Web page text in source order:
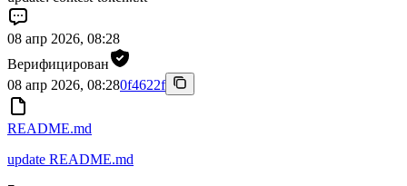
08 апр 2026, 08:28
Верифицирован
08 апр 2026, 08:280f4622f
README.md
update README.md